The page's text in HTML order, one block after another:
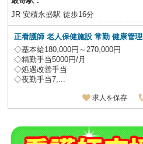
JR 安積永盛駅 徒歩16分
正看護師 老人保健施設常勤 健康管理
◇基本給180,000円～270,000円
◇精勤手当5000円/月
◇処遇改善手当
◇夜勤手当7,...
求人を保存